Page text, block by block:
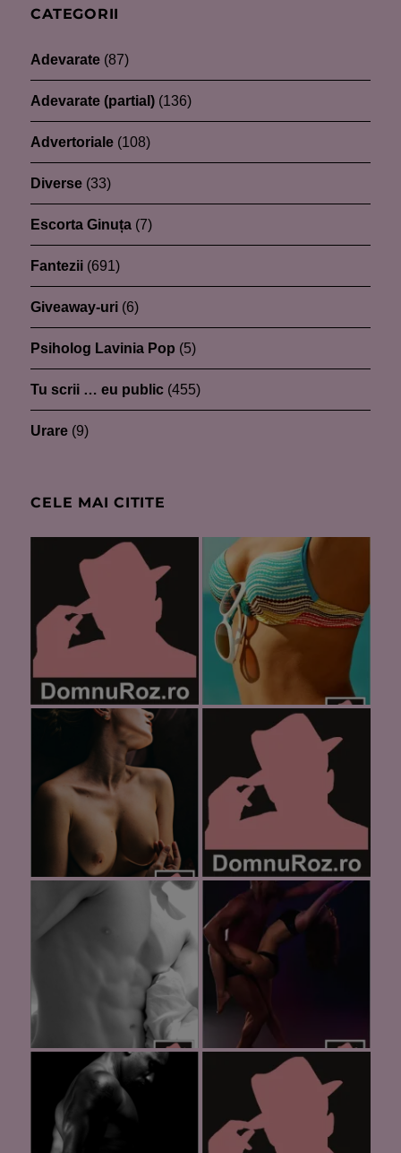
CATEGORII
Adevarate (87)
Adevarate (partial) (136)
Advertoriale (108)
Diverse (33)
Escorta Ginuța (7)
Fantezii (691)
Giveaway-uri (6)
Psiholog Lavinia Pop (5)
Tu scrii … eu public (455)
Urare (9)
CELE MAI CITITE